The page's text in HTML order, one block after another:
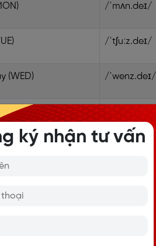
/ˈmʌn.deɪ/
/ˈtʃuːz.deɪ/
(WED) /ˈwenz.deɪ/
ký nhận tư vấn